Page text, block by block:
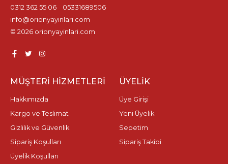
0312 362 55 06
05331689506
info@orionyayinlari.com
© 2026 orionyayinlari.com
MÜŞTERI HIZMETLERI
Hakkımızda
Kargo ve Teslimat
Gizlilik ve Güvenlik
Sipariş Koşulları
Üyelik Koşulları
ÜYELIK
Üye Girişi
Yeni Üyelik
Sepetim
Sipariş Takibi